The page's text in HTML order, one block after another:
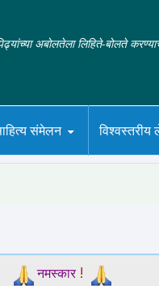
अबोलतेला लिहिते-बोलते
संमेलन विश्वस्तरीय
नमस्कार!